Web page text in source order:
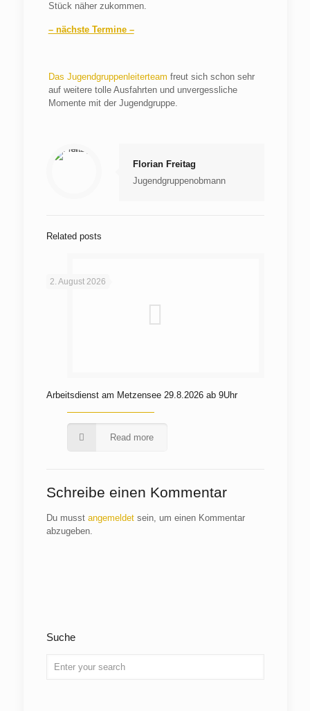
Stück näher zukommen.
– nächste Termine –
Das Jugendgruppenleiterteam freut sich schon sehr
auf weitere tolle Ausfahrten und unvergessliche
Momente mit der Jugendgruppe.
Florian Freitag
Jugendgruppenobmann
Related posts
2. August 2026
Arbeitsdienst am Metzensee 29.8.2026 ab 9Uhr
Read more
Schreibe einen Kommentar
Du musst angemeldetsein, um einen Kommentar
abzugeben.
Suche